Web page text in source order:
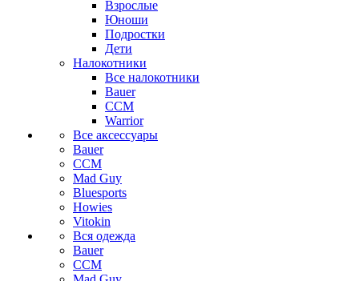
Взрослые
Юноши
Подростки
Дети
Налокотники
Все налокотники
Bauer
CCM
Warrior
Все аксессуары
Bauer
CCM
Mad Guy
Bluesports
Howies
Vitokin
Вся одежда
Bauer
CCM